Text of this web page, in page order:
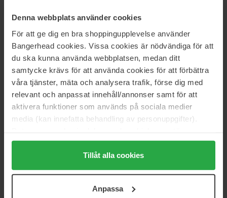
Denna webbplats använder cookies
För att ge dig en bra shoppingupplevelse använder
Bangerhead cookies. Vissa cookies är nödvändiga för att
du ska kunna använda webbplatsen, medan ditt
samtycke krävs för att använda cookies för att förbättra
våra tjänster, mäta och analysera trafik, förse dig med
relevant och anpassat innehåll/annonser samt för att
aktivera funktioner som används på sociala medier
media (kan innefatta behandling av personuppgifter).
Genom att trycka på "Tillåt alla cookies" accepterar du
alla cookies, medan du under "Detaljer" kan anpassa
användningen av cookies. Du kan när som helst återkalla
samt vår Integritetspolicy.
Tillåt alla cookies
Anpassa
Læs mere »
Beauty